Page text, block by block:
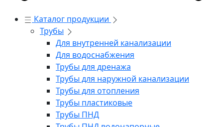
Каталог продукции
Трубы
Для внутренней канализации
Для водоснабжения
Трубы для дренажа
Трубы для наружной канализации
Трубы для отопления
Трубы пластиковые
Трубы ПНД